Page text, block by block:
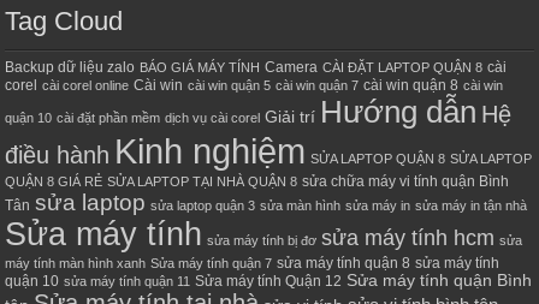
Tag Cloud
Backup dữ liệu zalo BÁO GIÁ MÁY TÍNH Camera CÀI ĐẶT LAPTOP QUẬN 8 cài
corel
cài corel online Cài win cài win quận 5 cài win quận 7 cài win quận 8 cài win
quận 10 cài đặt phần mềm dịch vụ cài corel Giải trí Hướng dẫn Hệ
điều hành Kinh nghiệm SỬA LAPTOP QUẬN 8 SỬA LAPTOP
QUẬN 8 GIÁ RẺ SỬA LAPTOP TẠI NHÀ QUẬN 8 sửa chữa máy vi tính quận Bình
Tân sửa laptop sửa laptop quận 3 sửa màn hình sửa máy in sửa máy in tận nhà
Sửa máy tính sửa máy tính bị đơ sửa máy tính hcm sửa
máy tính màn hình xanh Sửa máy tính quận 7 sửa máy tính quận 8 sửa máy tính
quận 10 sửa máy tính quận 11 Sửa máy tính Quận 12 Sửa máy tính quận Bình